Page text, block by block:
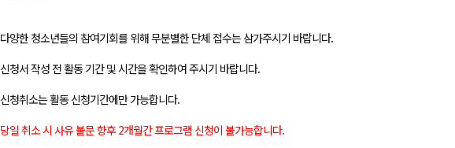
다양한 청소년들의 참여기회를 위해 무분별한 단체 접수는 삼가주시기 바랍니다.
신청서 작성 전 활동 기간 및 시간을 확인하여 주시기 바랍니다.
신청취소는 활동 신청기간에만 가능합니다.
당일 취소 시 사유 불문 향후 2개월간 프로그램 신청이 불가능합니다.